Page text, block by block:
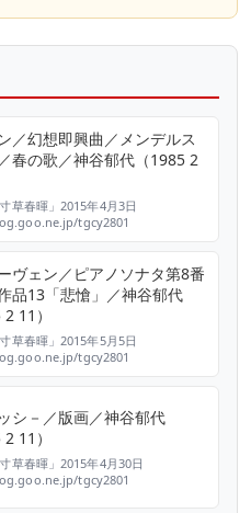
／幻想即興曲／メンデルス
春の歌／神谷郁代（1985 2
草春暉」2015年4月3日
tgcy2801
ヴェン／ピアノソナタ第8番
品13「悲愴」／神谷郁代
2 11）
草春暉」2015年5月5日
tgcy2801
シ－／版画／神谷郁代
2 11）
草春暉」2015年4月30日
tgcy2801